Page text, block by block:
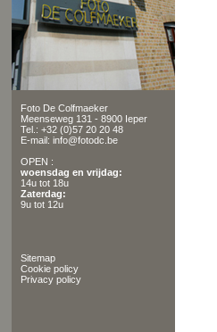
Foto De Colfmaeker
Meenseweg 131 - 8900 Ieper
Tel.: +32 (0)57 20 20 48
E-mail: info@fotodc.be
OPEN :
woensdag en vrijdag:
14u tot 18u
Zaterdag:
9u tot 12u
Sitemap
Cookie policy
Privacy policy